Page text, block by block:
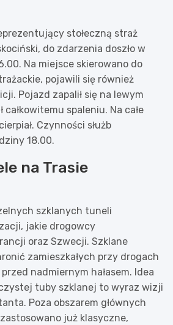
stołeczną straż
do zdarzenia doszło w
Na miejsce skierowano do
pojawili się również
Pojazd zapalił się na lewym
całkowitemu spaleniu. Na całe
Czynności służb
18.00.
na Trasie
szklanych tuneli
jakie drogowcy
oraz Szwecji. Szklane
zamieszkałych przy drogach
nadmiernym hałasem. Idea
tuby szklanej to wyraz wizji
Poza obszarem głównych
już klasyczne,